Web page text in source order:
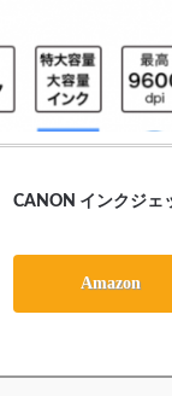
CANON インクジェ
Amazon